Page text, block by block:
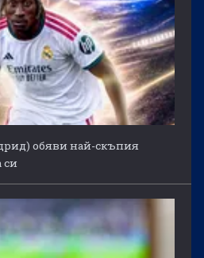
обяви най-скъпия
си